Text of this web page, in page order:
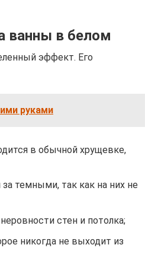
ванны в белом
эффект. Его
руками
в обычной хрущевке,
темными, так как на них не
стен и потолка;
никогда не выходит из